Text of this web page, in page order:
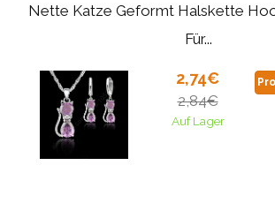
Nette Katze Geformt Halskette
Für...
2,74€
2,84€
Auf Lager